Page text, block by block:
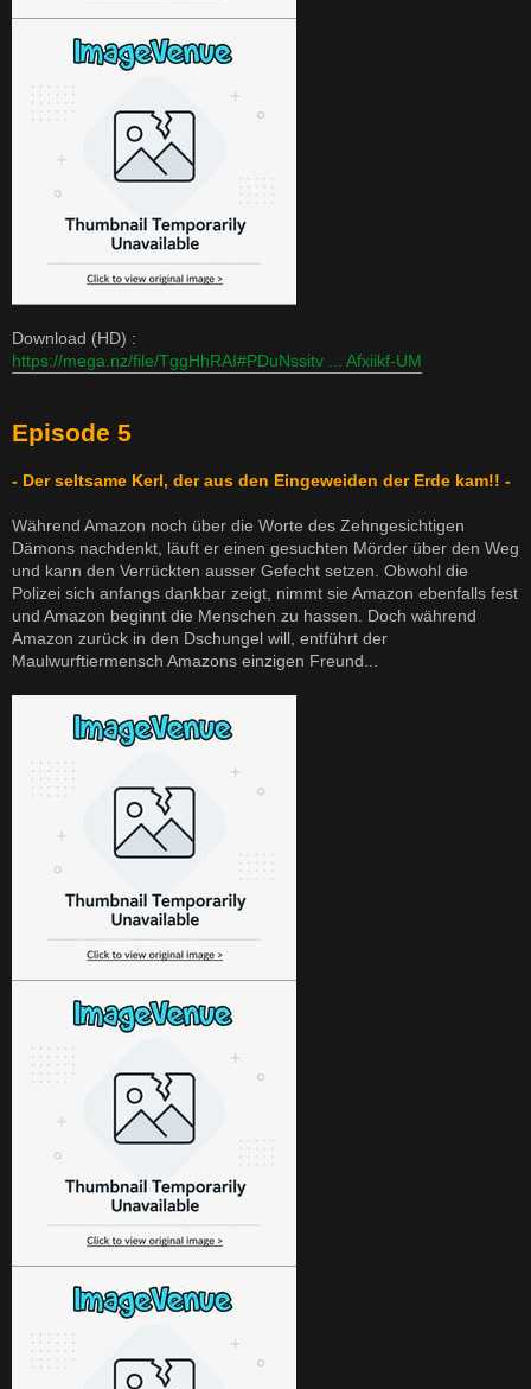
Download (HD) :
https://mega.nz/file/TggHhRAI#PDuNssitv ... Afxiikf-UM
Episode 5
- Der seltsame Kerl, der aus den Eingeweiden der Erde kam!! -
Während Amazon noch über die Worte des Zehngesichtigen
Dämons nachdenkt, läuft er einen gesuchten Mörder über den Weg
und kann den Verrückten ausser Gefecht setzen. Obwohl die
Polizei sich anfangs dankbar zeigt, nimmt sie Amazon ebenfalls fest
und Amazon beginnt die Menschen zu hassen. Doch während
Amazon zurück in den Dschungel will, entführt der
Maulwurftiermensch Amazons einzigen Freund...